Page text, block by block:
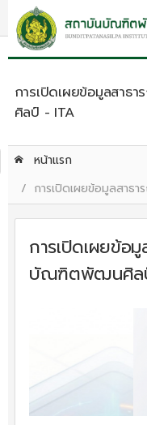
การเปิดเผยข้อมูลสา
ศิลป์ - ITA
หน้าแรก
การเปิดเผยข้อมูลสา
การเปิดเผยข้อ
บัณฑิตพัฒนศิล